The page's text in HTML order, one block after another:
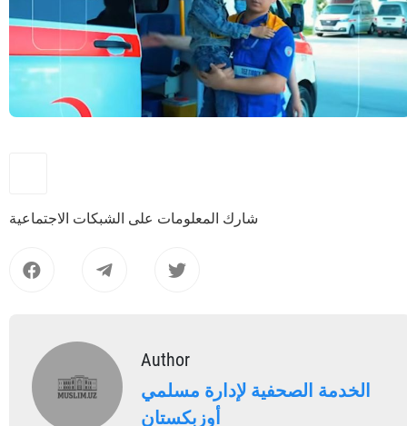
شارك المعلومات على الشبكات الاجتماعية
Author
الخدمة الصحفية لإدارة مسلمي
أوزبكستان